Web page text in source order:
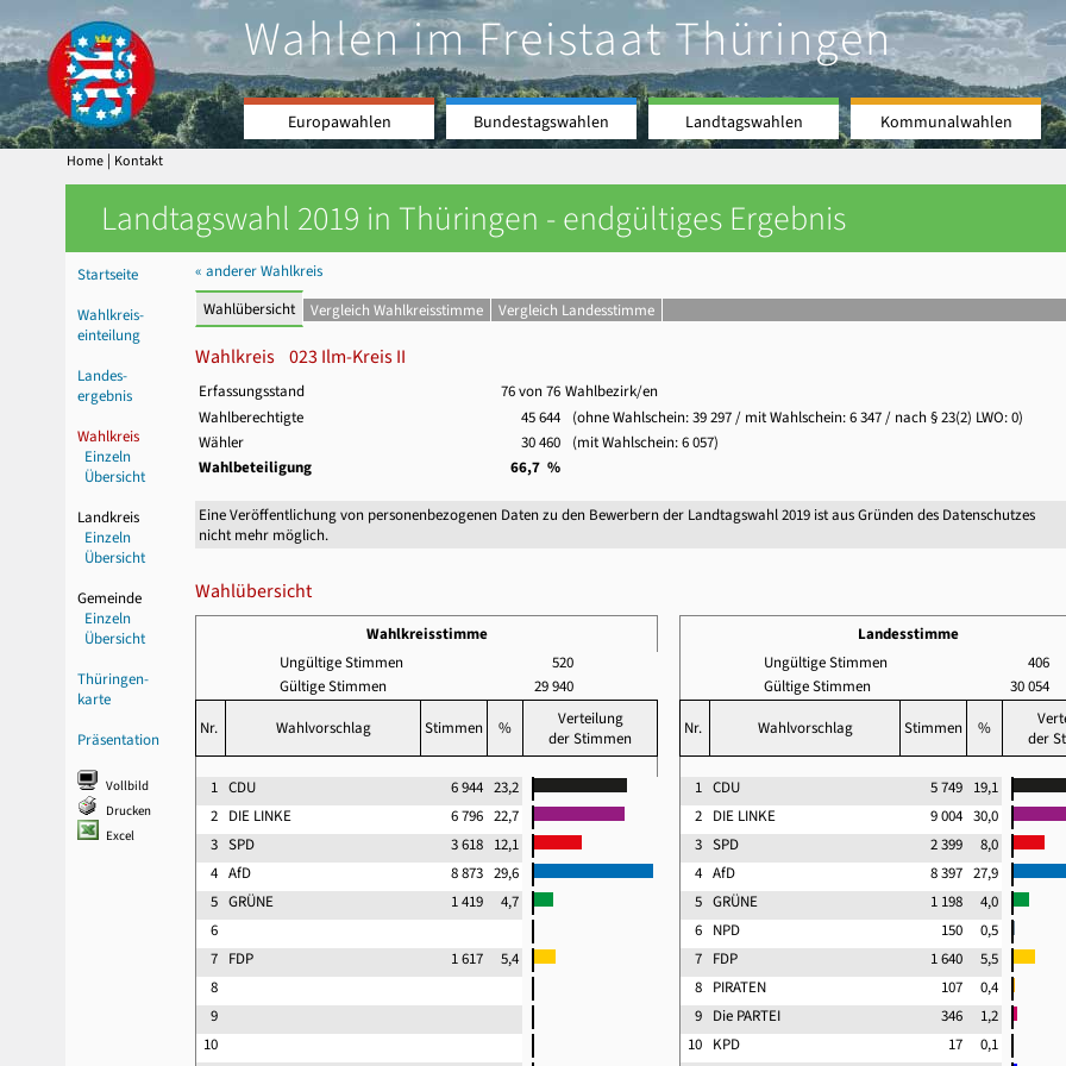
Wahlen im Freistaat Thüringen
Europawahlen Bundestagswahlen Landtagswahlen Kommunalwahlen
Home | Kontakt
Landtagswahl 2019 in Thüringen - endgültiges Ergebnis
Startseite
Wahlkreis-
einteilung
Landes-
ergebnis
Wahlkreis
Einzeln
Übersicht
Landkreis
Einzeln
Übersicht
Gemeinde
Einzeln
Übersicht
Thüringen-
karte
Präsentation
Vollbild
Drucken
Excel
« anderer Wahlkreis
Wahlübersicht
Vergleich Wahlkreisstimme Vergleich Landesstimme
Wahlkreis 023 Ilm-Kreis II
Erfassungsstand 76 von 76 Wahlbezirk/en
Wahlberechtigte
45 644 (ohne Wahlschein:39 297 / mit Wahlschein:6 347 / nach § 23(2) LWO: 0)
Wähler
30 460 (mit Wahlschein:6 057)
Wahlbeteiligung
66,7 %
Eine Veröffentlichung von personenbezogenen Daten zu den Bewerbern der Landtagswahl 2019 ist aus Gründen des Datenschutzes
nicht mehr möglich.
Wahlübersicht
Wahlkreisstimme
Ungültige Stimmen
520
Gültige Stimmen
29 940
Nr. Wahlvorschlag Stimmen %
Verteilung
der Stimmen
1 CDU 6 944 23,2
2 DIE LINKE 6 796 22,7
3 SPD 3 618 12,1
4 AfD 8 873 29,6
5 GRÜNE 1 419
4,7
6
7 FDP 1 617
5,4
8
9
10
Landesstimme
Ungültige Stimmen
406
Gültige Stimmen
30 054
Nr. Wahlvorschlag Stimmen %
der
1 CDU 5 749 19,1
2 DIE LINKE 9 004 30,0
3 SPD 2 399
8,0
4 AfD 8 397 27,9
5 GRÜNE 1 198
4,0
6 NPD 150
0,5
7 FDP 1 640
5,5
8 PIRATEN 107
0,4
9 Die PARTEI 346
1,2
10 KPD 17
0,1